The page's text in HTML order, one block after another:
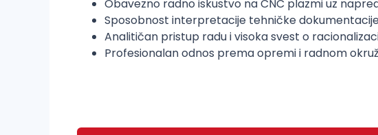
Obavezno radno iskustvo na CNC plazmi uz
Sposobnost interpretacije tehničke
Analitičan pristup radu i visoka svest o
Profesionalan odnos prema opremi i radnom